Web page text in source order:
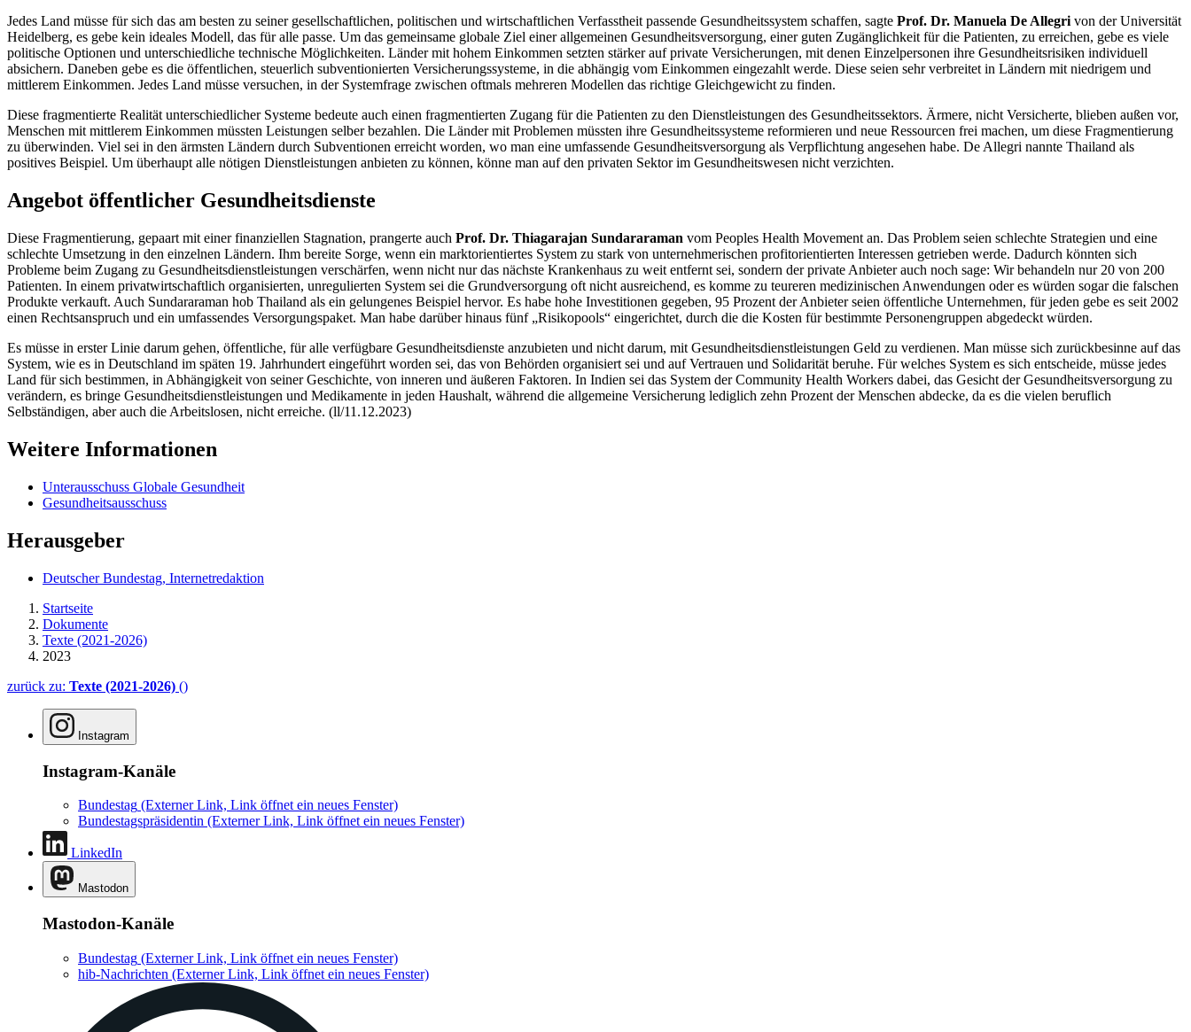
Jedes Land müsse für sich das am besten zu seiner gesellschaftlichen, politischen und wirtschaftlichen Verfasstheit passende Gesundheitssystem schaffen, sagte Prof. Dr. Manuela De Allegrivon der Universität
Heidelberg, es gebe kein ideales Modell, das für alle passe. Um das gemeinsame globale Ziel einer allgemeinen Gesundheitsversorgung, einer guten Zugänglichkeit für die Patienten, zu erreichen, gebe es viele
politische Optionen und unterschiedliche technische Möglichkeiten. Länder mit hohem Einkommen setzten stärker auf private Versicherungen, mit denen Einzelpersonen ihre Gesundheitsrisiken individuell
absichern. Daneben gebe es die öffentlichen, steuerlich subventionierten Versicherungssysteme, in die abhängig vom Einkommen eingezahlt werde. Diese seien sehr verbreitet in Ländern mit niedrigem und
mittlerem Einkommen. Jedes Land müsse versuchen, in der Systemfrage zwischen oftmals mehreren Modellen das richtige Gleichgewicht zu finden.
Diese fragmentierte Realität unterschiedlicher Systeme bedeute auch einen fragmentierten Zugang für die Patienten zu den Dienstleistungen des Gesundheitssektors. Ärmere, nicht Versicherte, blieben außen vor,
Menschen mit mittlerem Einkommen müssten Leistungen selber bezahlen. Die Länder mit Problemen müssten ihre Gesundheitssysteme reformieren und neue Ressourcen frei machen, um diese Fragmentierung
zu überwinden. Viel sei in den ärmsten Ländern durch Subventionen erreicht worden, wo man eine umfassende Gesundheitsversorgung als Verpflichtung angesehen habe. De Allegri nannte Thailand als
positives Beispiel. Um überhaupt alle nötigen Dienstleistungen anbieten zu können, könne man auf den privaten Sektor im Gesundheitswesen nicht verzichten.
Angebot öffentlicher Gesundheitsdienste
Diese Fragmentierung, gepaart mit einer finanziellen Stagnation, prangerte auch Prof. Dr. Thiagarajan Sundararaman vom Peoples Health Movement an. Das Problem seien schlechte Strategien und eine
schlechte Umsetzung in den einzelnen Ländern. Ihm bereite Sorge, wenn ein marktorientiertes System zu stark von unternehmerischen profitorientierten Interessen getrieben werde. Dadurch könnten sich
Probleme beim Zugang zu Gesundheitsdienstleistungen verschärfen, wenn nicht nur das nächste Krankenhaus zu weit entfernt sei, sondern der private Anbieter auch noch sage: Wir behandeln nur 20 von 200
Patienten. In einem privatwirtschaftlich organisierten, unregulierten System sei die Grundversorgung oft nicht ausreichend, es komme zu teureren medizinischen Anwendungen oder es würden sogar die falschen
Produkte verkauft. Auch Sundararaman hob Thailand als ein gelungenes Beispiel hervor. Es habe hohe Investitionen gegeben, 95 Prozent der Anbieter seien öffentliche Unternehmen, für jeden gebe es seit 2002
einen Rechtsanspruch und ein umfassendes Versorgungspaket. Man habe darüber hinaus fünf „Risikopools“ eingerichtet, durch die die Kosten für bestimmte Personengruppen abgedeckt würden.
Es müsse in erster Linie darum gehen, öffentliche, für alle verfügbare Gesundheitsdienste anzubieten und nicht darum, mit Gesundheitsdienstleistungen Geld zu verdienen. Man müsse sich zurückbesinne auf das
System, wie es in Deutschland im späten 19. Jahrhundert eingeführt worden sei, das von Behörden organisiert sei und auf Vertrauen und Solidarität beruhe. Für welches System es sich entscheide, müsse jedes
Land für sich bestimmen, in Abhängigkeit von seiner Geschichte, von inneren und äußeren Faktoren. In Indien sei das System derCommunity Health Workers dabei, das Gesicht der Gesundheitsversorgung zu
verändern, es bringe Gesundheitsdienstleistungen und Medikamente in jeden Haushalt, während die allgemeine Versicherung lediglich zehn Prozent der Menschen abdecke, da es die vielen beruflich
Selbständigen, aber auch die Arbeitslosen, nicht erreiche. (ll/11.12.2023)
Weitere Informationen
Unterausschuss Globale Gesundheit
Gesundheitsausschuss
Herausgeber
Deutscher Bundestag, Internetredaktion
Startseite
Dokumente
Texte (2021-2026)
2023
zurück zu: Texte (2021-2026) ()
Instagram
Instagram-Kanäle
Bundestag (Externer Link, Link öffnet ein neues Fenster)
Bundestagspräsidentin (Externer Link, Link öffnet ein neues Fenster)
LinkedIn
Mastodon
Mastodon-Kanäle
Bundestag (Externer Link, Link öffnet ein neues Fenster)
hib-Nachrichten (Externer Link, Link öffnet ein neues Fenster)